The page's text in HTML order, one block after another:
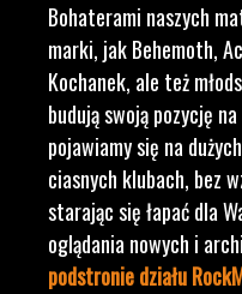
Bohaterami naszych
marki, jak Behemoth,
Kochanek, ale też
budują swoją pozycję
pojawiamy się na
ciasnych klubach, bez
starając się łapać dla
oglądania nowych i
podstronie działu